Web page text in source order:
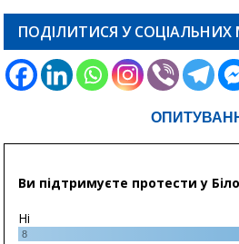
ПОДІЛИТИСЯ У СОЦІАЛЬНИХ
Ви підтримуєте протести у
Ні
8